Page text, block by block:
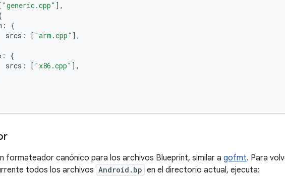
"generic.cpp" ],
:
{
srcs : [ "arm.cpp" ],
:
{
srcs : [ "x86.cpp" ],
formateador canónico para los archivos Blueprint, similar a gofmt. Para
todos los archivos Android.bp en el directorio actual, ejecuta: